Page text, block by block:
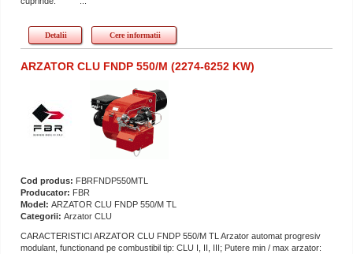
Detalii Cere informatii
ARZATOR CLU FNDP 550/M (2274-6252 KW)
Cod produs: FBRFNDP550MTL
Producator: FBR
Model: ARZATOR CLU FNDP 550/M TL
Categorii: Arzator CLU
CARACTERISTICI ARZATOR CLU FNDP 550/M TL Arzator automat progresiv
modulant, functionand pe combustibil tip: CLU I, II, III; Putere min / max arzator: